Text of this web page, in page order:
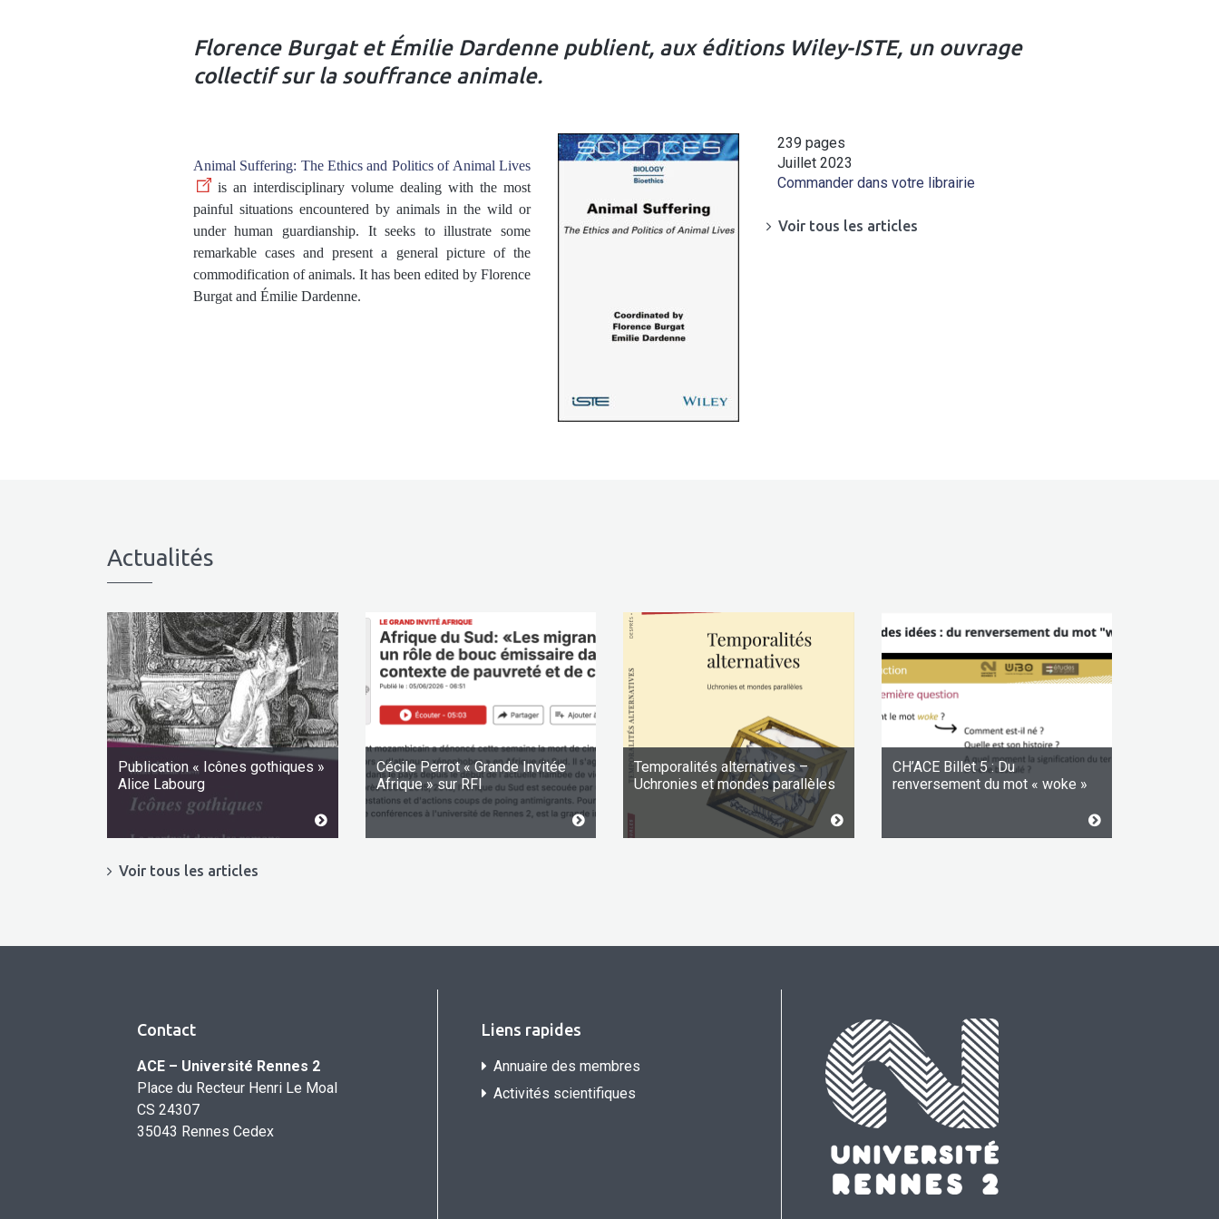
Florence Burgat et Émilie Dardenne publient, aux éditions Wiley-ISTE, un ouvrage
collectif sur la souffrance animale.
Animal Suffering: The Ethics and Politics of Animal Lives
is an interdisciplinary volume dealing with the most
painful situations encountered by animals in the wild or
under human guardianship. It seeks to illustrate some
remarkable cases and present a general picture of the
commodification of animals. It has been edited by Florence
Burgat and Émilie Dardenne.
239 pages
Juillet 2023
Commander dans votre librairie
Voir tous les articles
Actualités
Publication « Icônes gothiques »
Alice Labourg
Cécile Perrot « Grande Invitée
Afrique » sur RFI
Temporalités alternatives –
Uchronies et mondes parallèles
CH’ACE Billet 5 : Du
renversement du mot « woke »
Voir tous les articles
Contact
ACE – Université Rennes 2
Place du Recteur Henri Le Moal
CS 24307
35043 Rennes Cedex
Liens rapides
Annuaire des membres
Activités scientifiques